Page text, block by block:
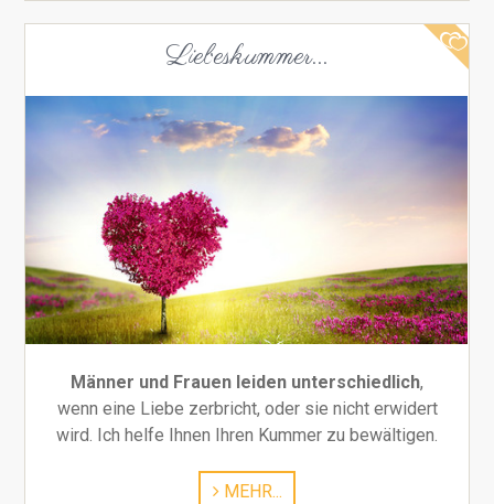
Liebeskummer...
Männer und Frauen leiden unterschiedlich,
wenn eine Liebe zerbricht, oder sie nicht erwidert
wird. Ich helfe Ihnen Ihren Kummer zu bewältigen.
MEHR...